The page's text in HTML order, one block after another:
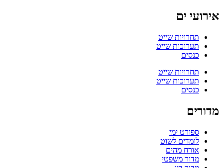
אירועי ים
תחרויות שייט
תערוכות שייט
כנסים
תחרויות שייט
תערוכות שייט
כנסים
מדורים
ספורט ימי
לומדים לשוט
אורח מהים
מדור משפטי